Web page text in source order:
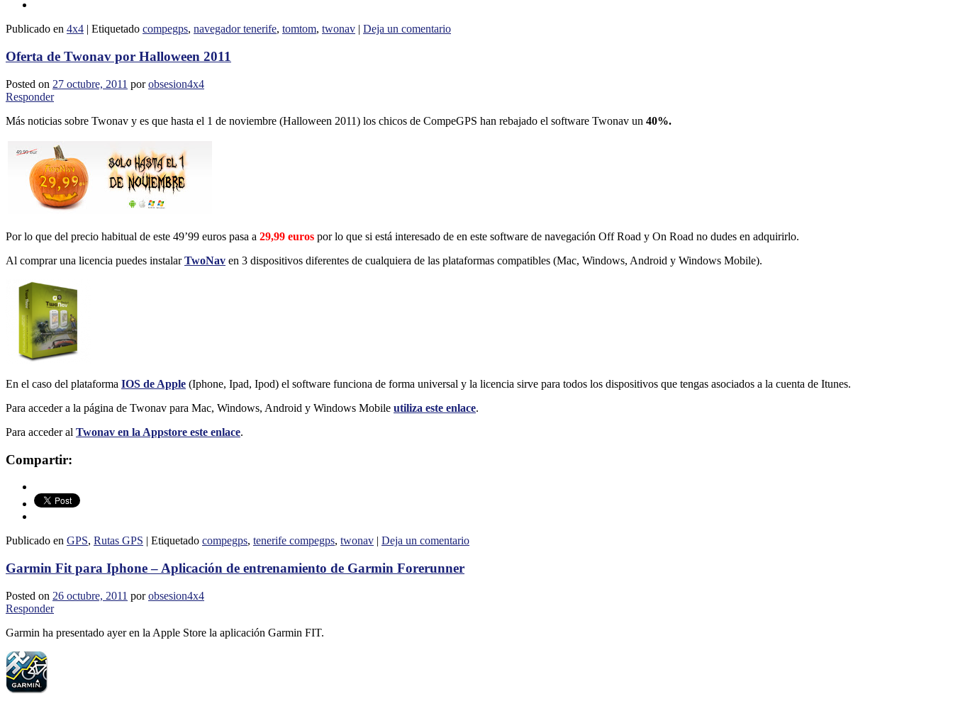
Publicado en 4x4 | Etiquetado compegps, navegador tenerife, tomtom, twonav | Deja un comentario
Oferta de Twonav por Halloween 2011
Posted on 27 octubre, 2011 porobsesion4x4
Responder
Más noticias sobre Twonav y es que hasta el 1 de noviembre (Halloween 2011) los chicos de CompeGPS han rebajado el software Twonav un 40%.
Por lo que del precio habitual de este 49’99 euros pasa a 29,99 euros por lo que si está interesado de en este software de navegación Off Road y On Road no dudes en adquirirlo.
Al comprar una licencia puedes instalarTwoNav en 3 dispositivos diferentes de cualquiera de las plataformas compatibles (Mac, Windows, Android y Windows Mobile).
En el caso del plataforma IOS de Apple (Iphone, Ipad, Ipod) el software funciona de forma universal y la licencia sirve para todos los dispositivos que tengas asociados a la cuenta de Itunes.
Para acceder a la página de Twonav para Mac, Windows, Android y Windows Mobile utiliza este enlace.
Para acceder al Twonav en la Appstore este enlace.
Compartir:
Publicado en GPS, Rutas GPS | Etiquetado compegps, tenerife compegps, twonav | Deja un comentario
Garmin Fit para Iphone – Aplicación de entrenamiento de Garmin Forerunner
Posted on 26 octubre, 2011 porobsesion4x4
Responder
Garmin ha presentado ayer en la Apple Store la aplicación Garmin FIT.